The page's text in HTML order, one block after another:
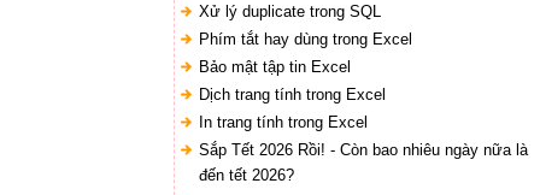
Xử lý duplicate trong SQL
Phím tắt hay dùng trong Excel
Bảo mật tập tin Excel
Dịch trang tính trong Excel
In trang tính trong Excel
Sắp Tết 2026 Rồi! - Còn bao nhiêu ngày nữa là
đến tết 2026?